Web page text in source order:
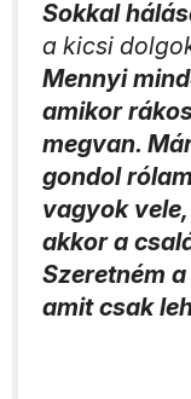
Sokkal
a kicsi
Mennyi
amikor
megvan.
gondol rólam
vagyok
akkor a
Szeretném
amit csak